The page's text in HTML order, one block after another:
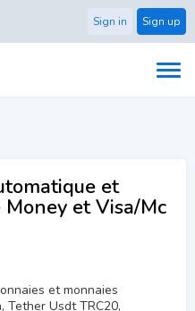
Sign up
Sign in
et
et Visa/Mc
et monnaies
Tether Usdt TRC20,